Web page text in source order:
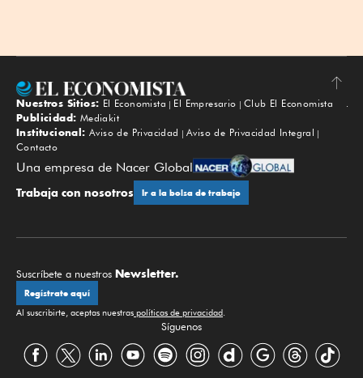
Subir
Nuestros Sitios: El Economista El Empresario
Club El Economista
Publicidad: Mediakit
Institucional: Aviso de Privacidad
Aviso de Privacidad Integral
Contacto
Una empresa de Nacer Global
Trabaja con nosotros Ir a la bolsa de trabajo
Suscríbete a nuestros Newsletter.
Regístrate aquí
Al suscribirte, aceptas nuestras políticas de privacidad
Síguenos